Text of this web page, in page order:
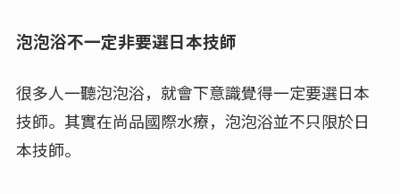
泡泡浴不一定非要選日本技師
很多人一聽泡泡浴，就會下意識覺得一定要選日本
技師。其實在尚品國際水療，泡泡浴並不只限於日
本技師。